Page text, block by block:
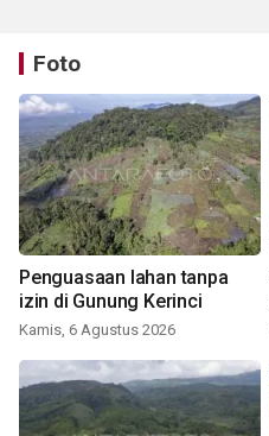
Foto
Penguasaan lahan tanpa
izin di Gunung Kerinci
Kamis, 6 Agustus 2026